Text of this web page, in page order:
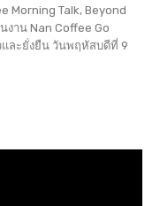
Morning Talk, Beyond
งาน Nan Coffee Go
พฤหัสบดีที่ 9